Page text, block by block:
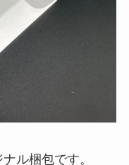
ル梱包です。